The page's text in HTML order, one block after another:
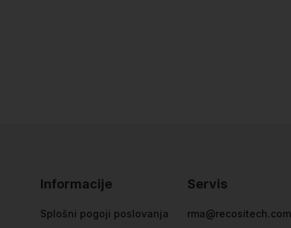
Informacije
Splošni pogoji poslovanja
Servis
rma@recositech.com